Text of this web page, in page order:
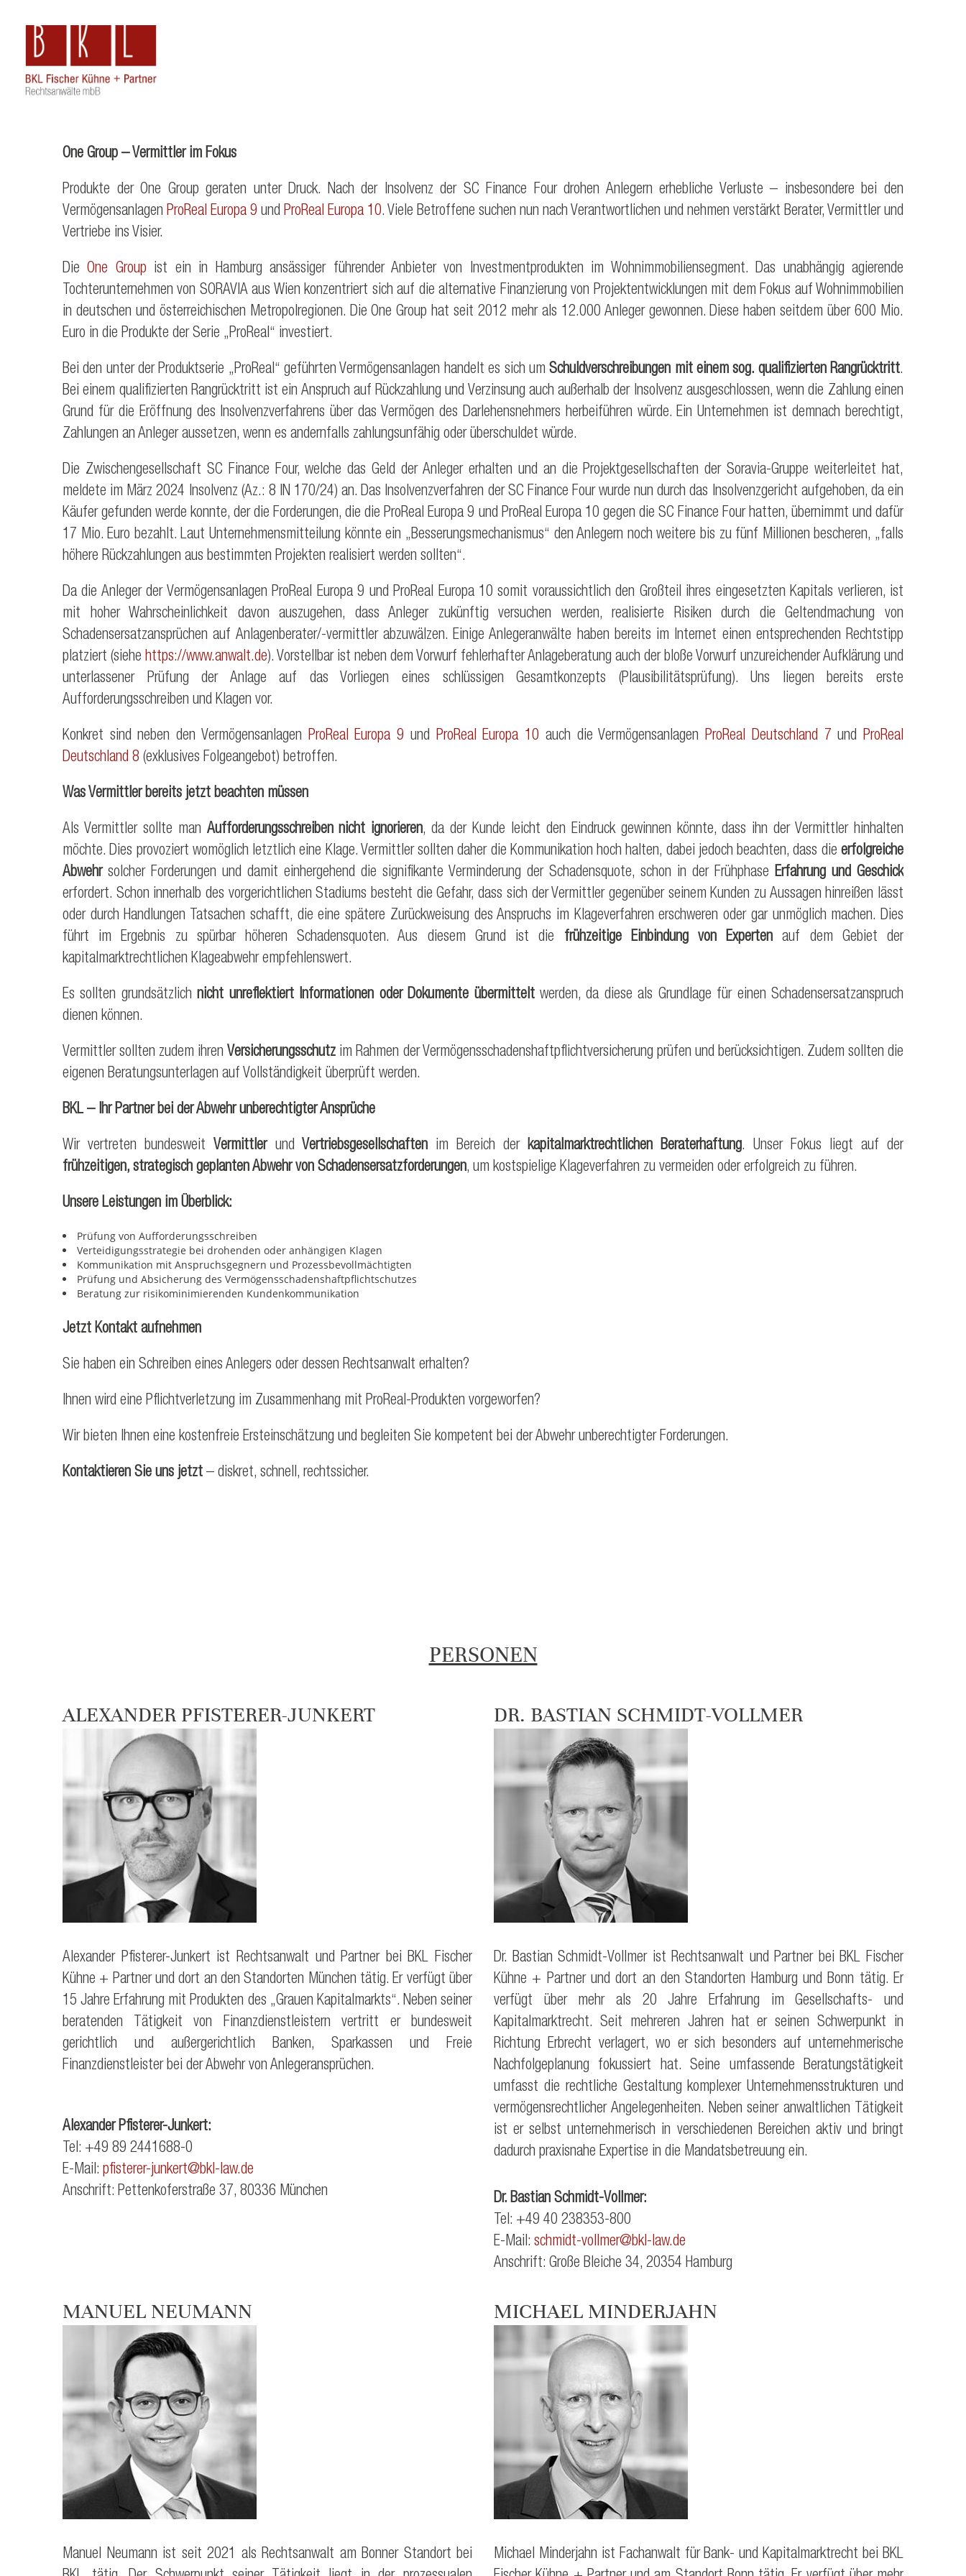
One Group – Vermittler im Fokus
Produkte der One Group geraten unter Druck. Nach der Insolvenz der SC Finance Four drohen Anlegern erhebliche Verluste – insbesondere bei den
Vermögensanlagen ProReal Europa 9 und ProReal Europa 10. Viele Betroffene suchen nun nach Verantwortlichen und nehmen verstärkt Berater, Vermittler und
Vertriebe ins Visier.
DieOne Group ist ein in Hamburg ansässiger führender Anbieter von Investmentprodukten im Wohnimmobiliensegment. Das unabhängig agierende
Tochterunternehmen von SORAVIA aus Wien konzentriert sich auf die alternative Finanzierung von Projektentwicklungen mit dem Fokus auf Wohnimmobilien
in deutschen und österreichischen Metropolregionen. Die One Group hat seit 2012 mehr als 12.000 Anleger gewonnen. Diese haben seitdem über 600 Mio.
Euro in die Produkte der Serie „ProReal“ investiert.
Bei den unter der Produktserie „ProReal“ geführten Vermögensanlagen handelt es sich umSchuldverschreibungen mit einem sog. qualifizierten Rangrücktritt.
Bei einem qualifizierten Rangrücktritt ist ein Anspruch auf Rückzahlung und Verzinsung auch außerhalb der Insolvenz ausgeschlossen, wenn die Zahlung einen
Grund für die Eröffnung des Insolvenzverfahrens über das Vermögen des Darlehensnehmers herbeiführen würde. Ein Unternehmen ist demnach berechtigt,
Zahlungen an Anleger aussetzen, wenn es andernfalls zahlungsunfähig oder überschuldet würde.
Die Zwischengesellschaft SC Finance Four, welche das Geld der Anleger erhalten und an die Projektgesellschaften der Soravia-Gruppe weiterleitet hat,
meldete im März 2024 Insolvenz (Az.: 8 IN 170/24) an. Das Insolvenzverfahren der SC Finance Four wurde nun durch das Insolvenzgericht aufgehoben, da ein
Käufer gefunden werde konnte, der die Forderungen, die die ProReal Europa 9 und ProReal Europa 10 gegen die SC Finance Four hatten, übernimmt und dafür
17 Mio. Euro bezahlt. Laut Unternehmensmitteilung könnte ein „Besserungsmechanismus“ den Anlegern noch weitere bis zu fünf Millionen bescheren, „falls
höhere Rückzahlungen aus bestimmten Projekten realisiert werden sollten“.
Da die Anleger der Vermögensanlagen ProReal Europa 9 und ProReal Europa 10 somit voraussichtlich den Großteil ihres eingesetzten Kapitals verlieren, ist
mit hoher Wahrscheinlichkeit davon auszugehen, dass Anleger zukünftig versuchen werden, realisierte Risiken durch die Geltendmachung von
Schadensersatzansprüchen auf Anlagenberater/-vermittler abzuwälzen. Einige Anlegeranwälte haben bereits im Internet einen entsprechenden Rechtstipp
platziert (siehe https://www.anwalt.de). Vorstellbar ist neben dem Vorwurf fehlerhafter Anlageberatung auch der bloße Vorwurf unzureichender Aufklärung und
unterlassener Prüfung der Anlage auf das Vorliegen eines schlüssigen Gesamtkonzepts (Plausibilitätsprüfung). Uns liegen bereits erste
Aufforderungsschreiben und Klagen vor.
Konkret sind neben den Vermögensanlagen ProReal Europa 9 und ProReal Europa 10 auch die VermögensanlagenProReal Deutschland 7 undProReal
Deutschland 8 (exklusives Folgeangebot) betroffen.
Was Vermittler bereits jetzt beachten müssen
Als Vermittler sollte man Aufforderungsschreiben nicht ignorieren, da der Kunde leicht den Eindruck gewinnen könnte, dass ihn der Vermittler hinhalten
möchte. Dies provoziert womöglich letztlich eine Klage. Vermittler sollten daher die Kommunikation hoch halten, dabei jedoch beachten, dass die erfolgreiche
Abwehrsolcher Forderungen und damit einhergehend die signifikante Verminderung der Schadensquote, schon in der Frühphase Erfahrung und Geschick
erfordert. Schon innerhalb des vorgerichtlichen Stadiums besteht die Gefahr, dass sich der Vermittler gegenüber seinem Kunden zu Aussagen hinreißen lässt
oder durch Handlungen Tatsachen schafft, die eine spätere Zurückweisung des Anspruchs im Klageverfahren erschweren oder gar unmöglich machen. Dies
führt im Ergebnis zu spürbar höheren Schadensquoten. Aus diesem Grund ist die frühzeitige Einbindung von Experten auf dem Gebiet der
kapitalmarktrechtlichen Klageabwehr empfehlenswert.
Es sollten grundsätzlichnicht unreflektiert Informationen oder Dokumente übermitteltwerden, da diese als Grundlage für einen Schadensersatzanspruch
dienen können.
Vermittler sollten zudem ihren Versicherungsschutz im Rahmen der Vermögensschadenshaftpflichtversicherung prüfen und berücksichtigen. Zudem sollten die
eigenen Beratungsunterlagen auf Vollständigkeit überprüft werden.
BKL – Ihr Partner bei der Abwehr unberechtigter Ansprüche
Wir vertreten bundesweit Vermittlerund Vertriebsgesellschaften im Bereich derkapitalmarktrechtlichen Beraterhaftung. Unser Fokus liegt auf der
frühzeitigen, strategisch geplanten Abwehr von Schadensersatzforderungen, um kostspielige Klageverfahren zu vermeiden oder erfolgreich zu führen.
Unsere Leistungen im Überblick:
Prüfung von Aufforderungsschreiben
Verteidigungsstrategie bei drohenden oder anhängigen Klagen
Kommunikation mit Anspruchsgegnern und Prozessbevollmächtigten
Prüfung und Absicherung des Vermögensschadenshaftpflichtschutzes
Beratung zur risikominimierenden Kundenkommunikation
Jetzt Kontakt aufnehmen
Sie haben ein Schreiben eines Anlegers oder dessen Rechtsanwalt erhalten?
Ihnen wird eine Pflichtverletzung im Zusammenhang mit ProReal-Produkten vorgeworfen?
Wir bieten Ihnen eine kostenfreie Ersteinschätzung und begleiten Sie kompetent bei der Abwehr unberechtigter Forderungen.
Kontaktieren Sie uns jetzt – diskret, schnell, rechtssicher.
PERSONEN
ALEXANDER PFISTERER-JUNKERT
Alexander Pfisterer-Junkert ist Rechtsanwalt und Partner bei BKL Fischer
Kühne + Partner und dort an den Standorten München tätig. Er verfügt über
15 Jahre Erfahrung mit Produkten des „Grauen Kapitalmarkts“. Neben seiner
beratenden Tätigkeit von Finanzdienstleistern vertritt er bundesweit
gerichtlich und außergerichtlich Banken, Sparkassen und Freie
Finanzdienstleister bei der Abwehr von Anlegeransprüchen.
Alexander Pfisterer-Junkert:
Tel: +49 89 2441688-0
E-Mail: pfisterer-junkert@bkl-law.de
Anschrift: Pettenkoferstraße 37, 80336 München
DR. BASTIAN SCHMIDT-VOLLMER
Dr. Bastian Schmidt-Vollmer ist Rechtsanwalt und Partner bei BKL Fischer
Kühne + Partner und dort an den Standorten Hamburg und Bonn tätig. Er
verfügt über mehr als 20 Jahre Erfahrung im Gesellschafts- und
Kapitalmarktrecht. Seit mehreren Jahren hat er seinen Schwerpunkt in
Richtung Erbrecht verlagert, wo er sich besonders auf unternehmerische
Nachfolgeplanung fokussiert hat. Seine umfassende Beratungstätigkeit
umfasst die rechtliche Gestaltung komplexer Unternehmensstrukturen und
vermögensrechtlicher Angelegenheiten. Neben seiner anwaltlichen Tätigkeit
ist er selbst unternehmerisch in verschiedenen Bereichen aktiv und bringt
dadurch praxisnahe Expertise in die Mandatsbetreuung ein.
Dr. Bastian Schmidt-Vollmer:
Tel: +49 40 238353-800
E-Mail: schmidt-vollmer@bkl-law.de
Anschrift: Große Bleiche 34, 20354 Hamburg
MANUEL NEUMANN
Manuel Neumann ist seit 2021 als Rechtsanwalt am Bonner Standort bei
MICHAEL MINDERJAHN
Michael Minderjahn ist Fachanwalt für Bank- und Kapitalmarktrecht bei BKL